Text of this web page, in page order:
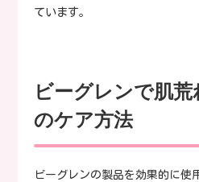
ています。
ビーグレンで肌荒
のケア方法
ビーグレンの製品を効果的に使